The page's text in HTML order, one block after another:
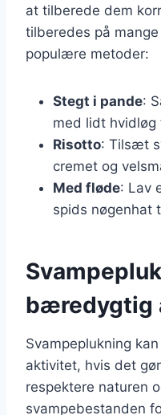
at tilberede dem
tilberedes på
populære metoder:
Stegt i pande:
med lidt
Risotto: Tilsæt
cremet og
Med fløde: Lav
spids nøgenhat
bæredygtig
Svampeplukning
aktivitet, hvis det
respektere naturen
svampebestanden